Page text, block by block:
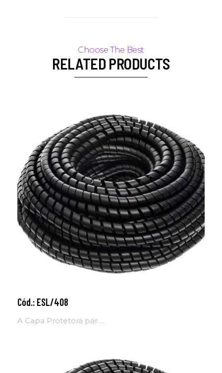
RELATED PRODUCTS
Cód.: ESL/408
A Capa Protetora par ...
Adicionar ao carrinho